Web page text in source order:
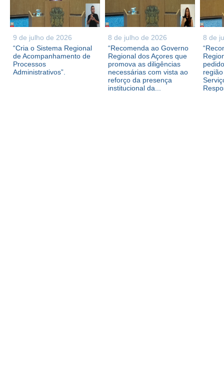
9 de julho de 2026
“Cria o Sistema Regional
de Acompanhamento de
Processos
Administrativos”.
8 de julho de 2026
“Recomenda ao Governo
Regional dos Açores que
promova as diligências
necessárias com vista ao
reforço da presença
institucional da...
8 de